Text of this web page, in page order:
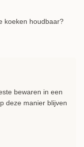
koeken houdbaar?
bewaren in een
deze manier blijven